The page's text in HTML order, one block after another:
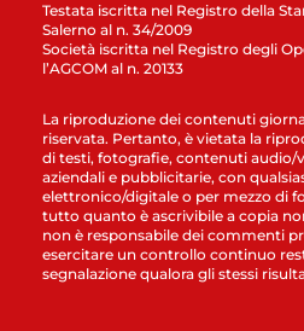
Testata iscritta nel Registro della
Salerno al n. 34/2009
Società iscritta nel Registro degli
l’AGCOM al n. 20133
La riproduzione dei contenuti
riservata. Pertanto, è vietata la
di testi, fotografie, contenuti audio/
aziendali e pubblicitarie, con
elettronico/digitale o per mezzo di
tutto quanto è ascrivibile a copia
non è responsabile dei commenti
esercitare un controllo continuo
segnalazione qualora gli stessi